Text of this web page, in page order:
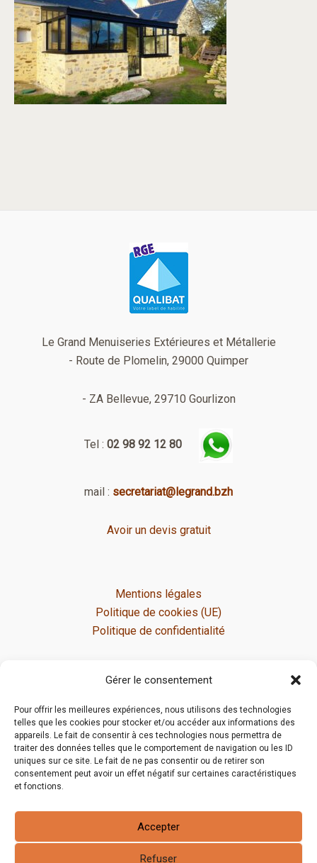
Gérer le consentement
Pour offrir les meilleures expériences, nous utilisons des technologies
telles que les cookies pour stocker et/ou accéder aux informations des
appareils. Le fait de consentir à ces technologies nous permettra de
traiter des données telles que le comportement de navigation ou les ID
uniques sur ce site. Le fait de ne pas consentir ou de retirer son
consentement peut avoir un effet négatif sur certaines caractéristiques
et fonctions.
Accepter
Refuser
Le Grand Menuiseries Extérieures et Métallerie
- Route de Plomelin, 29000 Quimper
- ZA Bellevue, 29710 Gourlizon
Tel : 02 98 92 12 80
mail : secretariat@legrand.bzh
Avoir un devis gratuit
Mentions légales
Politique de cookies (UE)
Politique de confidentialité